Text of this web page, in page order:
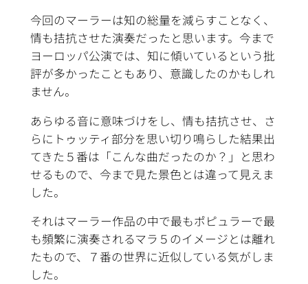
今回のマーラーは知の総量を減らすことなく、
情も拮抗させた演奏だったと思います。今まで
ヨーロッパ公演では、知に傾いているという批
評が多かったこともあり、意識したのかもしれ
ません。
あらゆる音に意味づけをし、情も拮抗させ、さ
らにトゥッティ部分を思い切り鳴らした結果出
てきた５番は「こんな曲だったのか？」と思わ
せるもので、今まで見た景色とは違って見えま
した。
それはマーラー作品の中で最もポピュラーで最
も頻繁に演奏されるマラ５のイメージとは離れ
たもので、７番の世界に近似している気がしま
した。